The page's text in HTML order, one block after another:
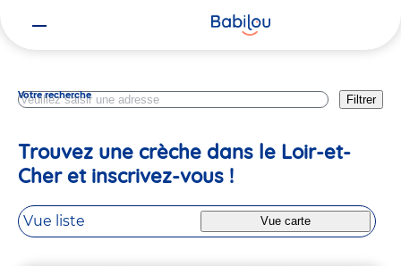
Votre recherche Filtrer
Trouvez une crèche dans le Loir-et-
Cher et inscrivez-vous !
Vue liste Vue carte